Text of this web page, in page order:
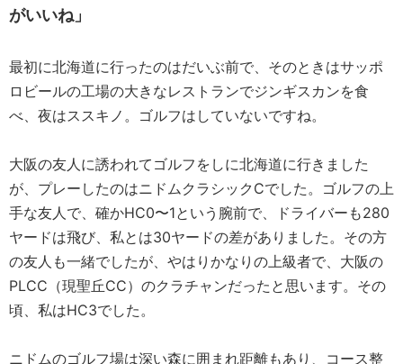
がいいね」
最初に北海道に行ったのはだいぶ前で、そのときはサッポ
ロビールの工場の大きなレストランでジンギスカンを食
べ、夜はススキノ。ゴルフはしていないですね。
大阪の友人に誘われてゴルフをしに北海道に行きました
が、プレーしたのはニドムクラシックCでした。ゴルフの上
手な友人で、確かHC0〜1という腕前で、ドライバーも280
ヤードは飛び、私とは30ヤードの差がありました。その方
の友人も一緒でしたが、やはりかなりの上級者で、大阪の
PLCC（現聖丘CC）のクラチャンだったと思います。その
頃、私はHC3でした。
ニドムのゴルフ場は深い森に囲まれ距離もあり、コース整